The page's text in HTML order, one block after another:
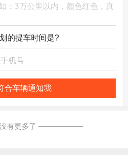
合车辆通知我
更多了 ——————